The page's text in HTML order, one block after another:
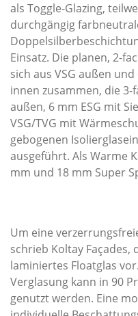
als Toggle-Glazing,
durchgängig
Einsatz. Die planen, 2-
sich aus VSG außen und
innen zusammen, die 3-
außen, 6 mm ESG mit
VSG/TVG mit
gebogenen
ausgeführt. Als Warme
mm und 18 mm Super
Um eine
schrieb Koltay Façades,
laminiertes Floatglas
Verglasung kann in 90
genutzt werden. Eine